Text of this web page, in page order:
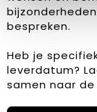
bespreken.
Heb je
leverdatum?
samen naar